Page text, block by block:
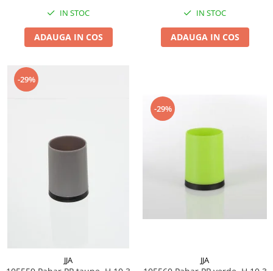
IN STOC
ADAUGA IN COS
IN STOC
ADAUGA IN COS
-29%
JJA
-29%
JJA